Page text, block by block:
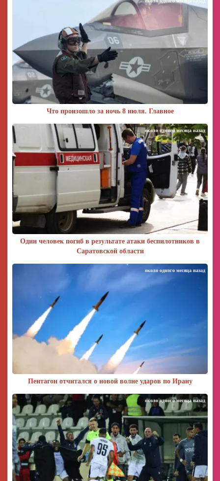
Что произошло за ночь 8 июля. Главное
Один человек погиб в результате атаки беспилотников в
Саратовской области
около одного месяца назад
Пентагон отчитался о новой волне ударов по Ирану
около одного месяца назад
около одного месяца назад